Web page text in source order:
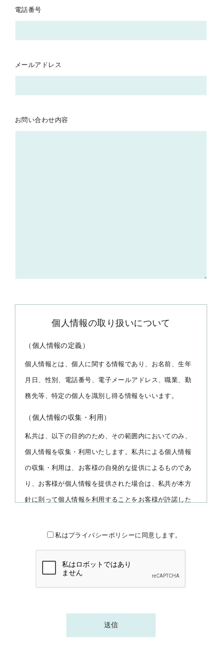
電話番号
メールアドレス
お問い合わせ内容
個人情報の取り扱いについて
（個人情報の定義）
個人情報とは、個人に関する情報であり、お名前、生年
月日、性別、電話番号、電子メールアドレス、職業、勤
務先等、特定の個人を識別し得る情報をいいます。
（個人情報の収集・利用）
私共は、以下の目的のため、その範囲内においてのみ、
個人情報を収集・利用いたします。私共による個人情報
の収集・利用は、お客様の自発的な提供によるものであ
り、お客様が個人情報を提供された場合は、私共が本方
針に則って個人情報を利用することをお客様が許諾した
・業務遂行上で必要となる私共からの問い合わせ、確
・各種のお問い合わせ対応
（個人情報の第三者提供）
私はプライバシーポリシーに同意します。